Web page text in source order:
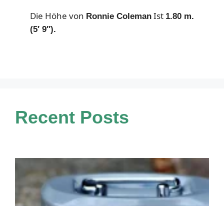
Die Höhe von Ronnie Coleman Ist 1.80 m.
(5′ 9″).
Recent Posts